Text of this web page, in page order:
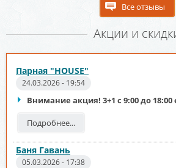
Все отзывы
Акции и
Парная "HOUSE"
24.03.2026 - 19:54
Внимание акция! 3+1 с 9:00 до 18:00
Подробнее...
Баня Гавань
05.03.2026 - 17:38